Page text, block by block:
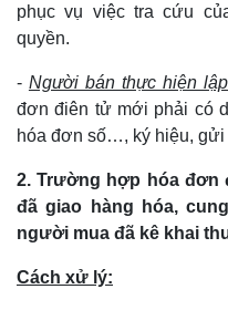
phục vụ việc tra cứu
quyền.
- Người bán thực hiện
đơn điên tử mới phải có
hóa đơn số…, ký hiệu, gửi
2. Trường hợp hóa đơn
đã giao hàng hóa,
người mua đã kê khai
Cách xử lý: